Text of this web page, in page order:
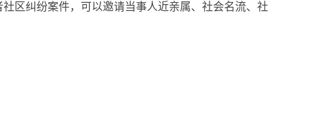
区纠纷案件，可以邀请当事人近亲属、社会名流、社